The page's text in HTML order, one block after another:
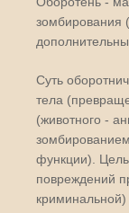
зомбирования
Суть
тела
(животного -
функции). Цель
повреждений
криминальной)